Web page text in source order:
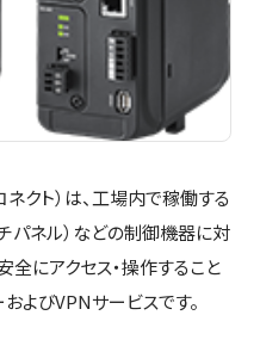
クト）は、工場内で稼働する
パネル）などの制御機器に対
全にアクセス・操作すること
よびVPNサービスです。